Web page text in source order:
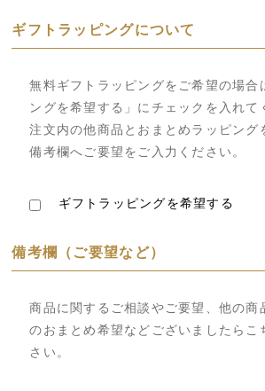
ギフトラッピングについて
ギフトラッピングを希望する
無料ギフトラッピングをご希望の場合
ングを希望する」にチェックを入れて
注文内の他商品とおまとめラッピング
備考欄へご要望をご入力ください。
備考欄（ご要望など）
商品に関するご相談やご要望、他の商
のおまとめ希望などございましたらこ
さい。